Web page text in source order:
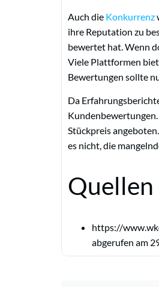
Auch die Konkurrenz
ihre Reputation zu
bewertet hat. Wenn
Viele Plattformen
Bewertungen sollte
Da
Stückpreis
es nicht, die
Quellen
https://
abgerufen am